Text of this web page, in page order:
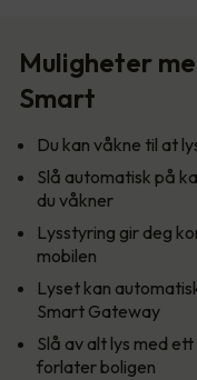
Muligheter
Smart
Du kan våkne til at
Slå automatisk på
du våkner
Lysstyring gir deg
mobilen
Lyset kan
Smart Gateway
Slå av alt lys med
forlater boligen